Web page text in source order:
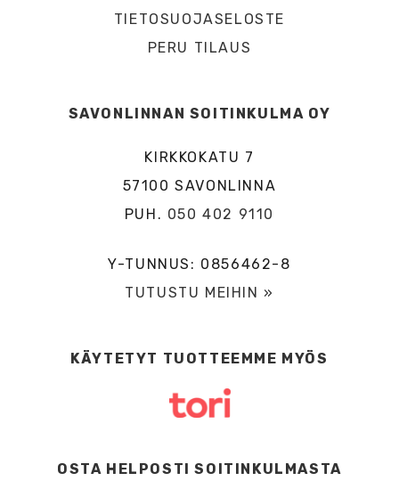
TIETOSUOJASELOSTE
PERU TILAUS
SAVONLINNAN SOITINKULMA OY
KIRKKOKATU 7
57100 SAVONLINNA
PUH. 050 402 9110
Y-TUNNUS: 0856462-8
TUTUSTU MEIHIN »
KÄYTETYT TUOTTEEMME MYÖS
OSTA HELPOSTI SOITINKULMASTA